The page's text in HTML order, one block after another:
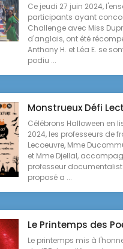
Ce jeudi 27 juin 2024,
participants ayant
Challenge avec Miss
d'anglais, ont été
Anthony H. et Léa E. se
podiu ...
Monstrueux Défi
Célébrons Halloween en
2024, les professeurs de
Lecoeuvre, Mme
et Mme Djellal,
professeur
proposé a ...
Le Printemps des
Le printemps mis à